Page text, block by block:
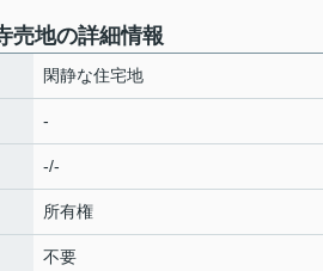
売地の詳細情報
閑静な住宅地
-
-/-
所有権
不要